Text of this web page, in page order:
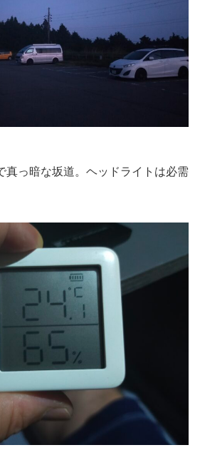
真っ暗な坂道。ヘッドライトは必需